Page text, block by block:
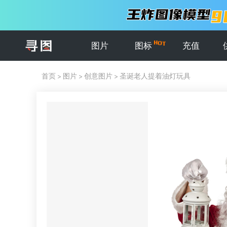
图片 图标 充值
首页 > 图片 > 创意图片 > 圣诞老人提着油灯玩具